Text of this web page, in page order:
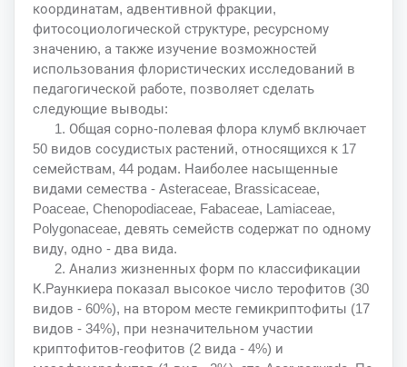
координатам, адвентивной фракции,
фитосоциологической структуре, ресурсному
значению, а также изучение возможностей
использования флористических исследований в
педагогической работе, позволяет сделать
следующие выводы:
1. Общая сорно-полевая флора клумб включает
50 видов сосудистых растений, относящихся к 17
семействам, 44 родам. Наиболее насыщенные
видами семества - Asteraceae, Brassicaceae,
Poaceae, Chenopodiaceae, Fabaceae, Lamiaceae,
Polygonaceae, девять семейств содержат по одному
виду, одно - два вида.
2. Анализ жизненных форм по классификации
К.Раункиера показал высокое число терофитов (30
видов - 60%), на втором месте гемикриптофиты (17
видов - 34%), при незначительном участии
криптофитов-геофитов (2 вида - 4%) и